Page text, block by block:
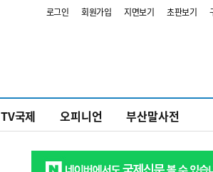
로그인 회원가입 지면보기 초판보기
TV국제 오피니언 부산말사전